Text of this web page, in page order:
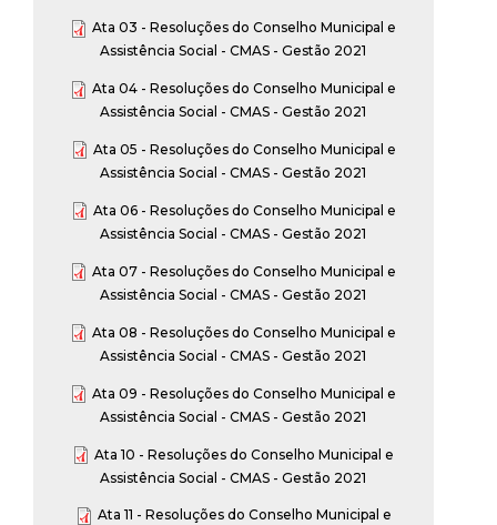
Ata 03 - Resoluções do Conselho Municipal e
Assistência Social - CMAS - Gestão 2021
Ata 04 - Resoluções do Conselho Municipal e
Assistência Social - CMAS - Gestão 2021
Ata 05 - Resoluções do Conselho Municipal e
Assistência Social - CMAS - Gestão 2021
Ata 06 - Resoluções do Conselho Municipal e
Assistência Social - CMAS - Gestão 2021
Ata 07 - Resoluções do Conselho Municipal e
Assistência Social - CMAS - Gestão 2021
Ata 08 - Resoluções do Conselho Municipal e
Assistência Social - CMAS - Gestão 2021
Ata 09 - Resoluções do Conselho Municipal e
Assistência Social - CMAS - Gestão 2021
Ata 10 - Resoluções do Conselho Municipal e
Assistência Social - CMAS - Gestão 2021
Ata 11 - Resoluções do Conselho Municipal e